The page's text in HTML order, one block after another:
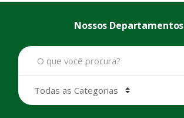
Nossos Departamentos
B
u
a
r